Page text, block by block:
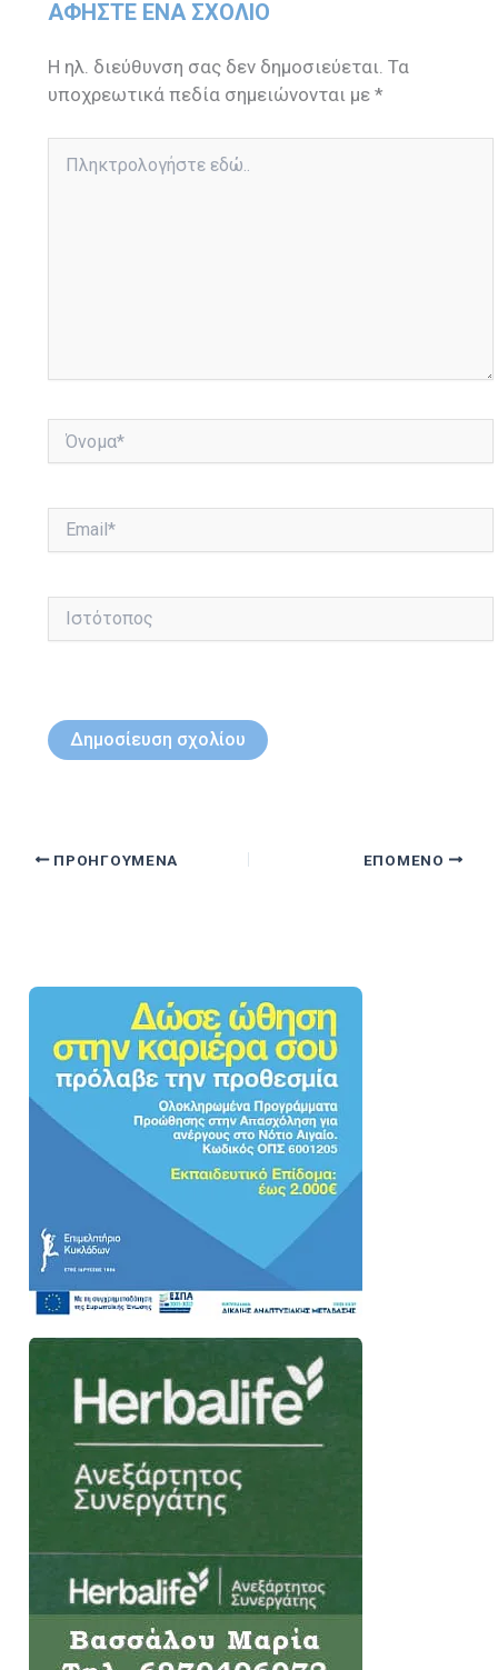
ΑΦΉΣΤΕ ΈΝΑ ΣΧΌΛΙΟ
Η ηλ. διεύθυνση σας δεν δημοσιεύεται. Τα
υποχρεωτικά πεδία σημειώνονται με*
εδώ..
Ιστότοπος
ΠΡΟΗΓΟΎΜΕΝΑ ΕΠΌΜΕΝΟ